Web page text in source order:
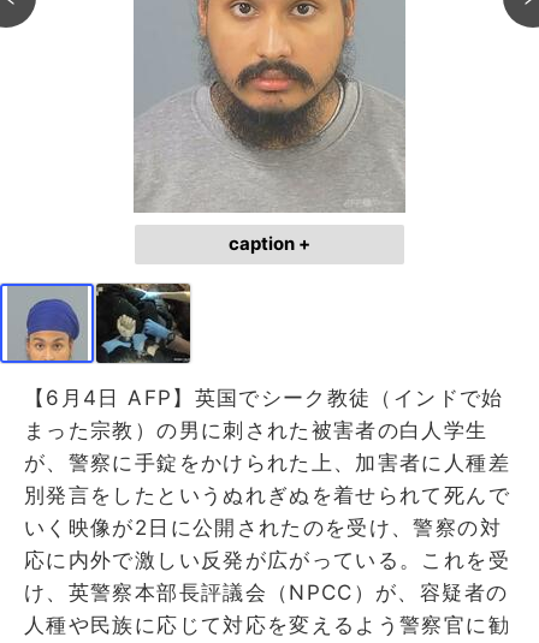
caption +
【6月4日 AFP】英国でシーク教徒（インドで始
まった宗教）の男に刺された被害者の白人学生
が、警察に手錠をかけられた上、加害者に人種差
別発言をしたというぬれぎぬを着せられて死んで
いく映像が2日に公開されたのを受け、警察の対
応に内外で激しい反発が広がっている。これを受
け、英警察本部長評議会（NPCC）が、容疑者の
人種や民族に応じて対応を変えるよう警察官に勧